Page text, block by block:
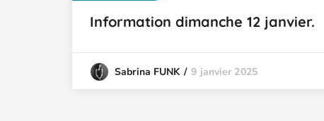
Information dimanche 12 janvier.
Sabrina FUNK 9 janvier 2025